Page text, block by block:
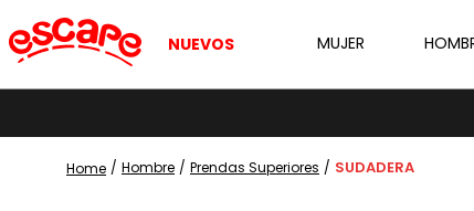
NUEVOS MUJER
Hombre Prendas Superiores SUDADERA